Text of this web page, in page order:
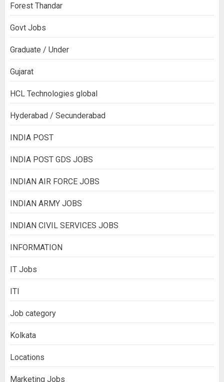
Forest Thandar
Govt Jobs
Graduate / Under
Gujarat
HCL Technologies global
Hyderabad / Secunderabad
INDIA POST
INDIA POST GDS JOBS
INDIAN AIR FORCE JOBS
INDIAN ARMY JOBS
INDIAN CIVIL SERVICES JOBS
INFORMATION
IT Jobs
ITI
Job category
Kolkata
Locations
Marketing Jobs